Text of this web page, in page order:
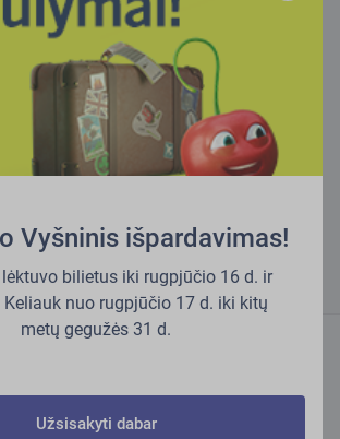
Vyšninis išpardavimas!
bilietus iki rugpjūčio 16 d. ir
nuo rugpjūčio 17 d. iki kitų
metų gegužės 31 d.
Užsisakyti dabar